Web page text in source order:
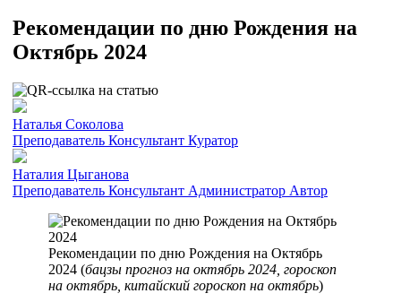
Рекомендации по дню Рождения на
Октябрь 2024
Наталья Соколова
Преподаватель Консультант Куратор
Наталия Цыганова
Преподаватель Консультант Администратор Автор
Рекомендации по дню Рождения на Октябрь
2024 (бацзы прогноз на октябрь 2024, гороскоп
на октябрь, китайский гороскоп на октябрь)